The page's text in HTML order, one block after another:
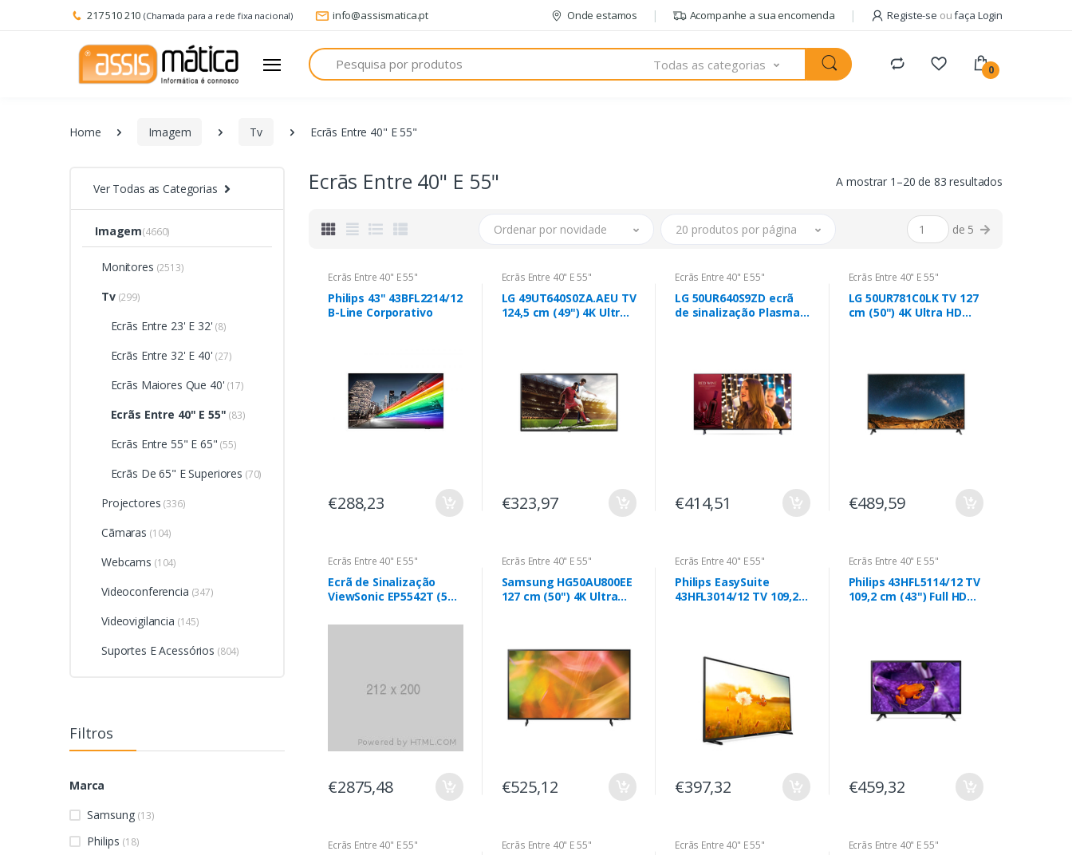
217 510 210 (Chamada para a rede fixa nacional) info@assismatica.pt Onde estamos Acompanhe a sua encomenda Registe-se oufaça Login
Pesquisa
Todas as categorias 0
Home Imagem Tv Ecrãs Entre 40" E 55"
Ver Todas as Categorias
Imagem(4660)
Monitores (2513)
Tv(299)
Ecrãs Entre 23' E 32' (8)
Ecrãs Entre 32' E 40' (27)
Ecrãs Maiores Que 40' (17)
Ecrãs Entre 40" E 55" (83)
Ecrãs Entre 55" E 65" (55)
Ecrãs De 65" E Superiores (70)
Projectores (336)
Cãmaras (104)
Webcams (104)
Videoconferencia (347)
Videovigilancia (145)
Suportes E Acessórios (804)
Filtros
Marca
Samsung (13)
Philips (18)
Ecrãs Entre 40" E 55" A mostrar 1–20 de 83 resultados
Ordenar por novidade 20 produtos por página de 5
Ecrãs Entre 40" E 55"
Philips 43" 43BFL2214/12
B-Line Corporativo
€288,23
Ecrãs Entre 40" E 55"
LG 49UT640S0ZA.AEU TV
124,5 cm (49") 4K Ultra
€323,97
Ecrãs Entre 40" E 55"
LG 50UR640S9ZD ecrã
de sinalização Plasma
Web OS
€414,51
Ecrãs Entre 40" E 55"
LG 50UR781C0LK TV 127
cm (50") 4K Ultra HD
€489,59
Ecrãs Entre 40" E 55"
Ecrã de Sinalização
ViewSonic EP5542T (55''
Preto , Ecrã Táctil ,
€2875,48
Ecrãs Entre 40" E 55"
Samsung HG50AU800EE
127 cm (50") 4K Ultra
€525,12
Ecrãs Entre 40" E 55"
Philips EasySuite
43HFL3014/12 TV 109,2
€397,32
Ecrãs Entre 40" E 55"
Philips 43HFL5114/12 TV
109,2 cm (43") Full HD
€459,32
Ecrãs Entre 40" E 55" Ecrãs Entre 40" E 55" Ecrãs Entre 40" E 55" Ecrãs Entre 40" E 55"